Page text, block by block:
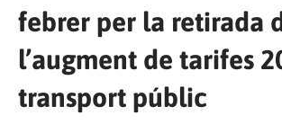
febrer per la retirada
l’augment de tarifes
transport públic